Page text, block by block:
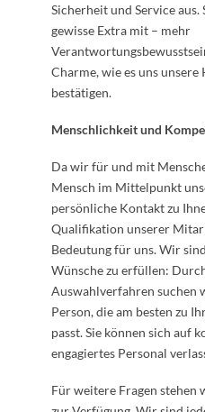
Sicherheit und Service aus.
gewisse Extra mit – mehr
Charme, wie es uns
bestätigen.
Menschlichkeit und
Da wir für und mit
Mensch im Mittelpunkt
persönliche Kontakt zu
Qualifikation unserer
Bedeutung für uns. Wir
Wünsche zu erfüllen:
Auswahlverfahren suchen
Person, die am besten zu
passt. Sie können sich auf
engagiertes Personal
Für weitere Fragen stehen